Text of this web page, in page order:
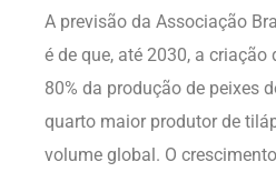
A previsão da Associação
é de que, até 2030, a
80% da produção de peixes
quarto maior produtor de
volume global. O